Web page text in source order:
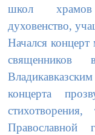
школ храмов
духовенство,
Начался
священников
концерта
Православной